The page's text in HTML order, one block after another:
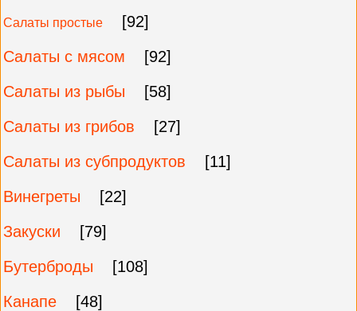
Салаты простые
[92]
Салаты с мясом
[92]
Салаты из рыбы
[58]
Салаты из грибов
[27]
Салаты из субпродуктов
[11]
Винегреты
[22]
Закуски
[79]
Бутерброды
[108]
Канапе
[48]